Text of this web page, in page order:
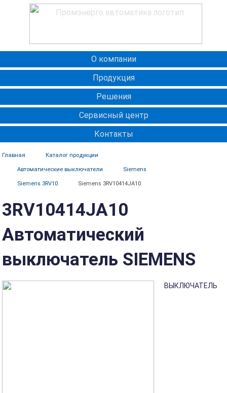
О компании
Продукция
Решения
Сервисный центр
Контакты
Главная Каталог продукции
Автоматические выключатели Siemens
Siemens 3RV10 Siemens 3RV10414JA10
3RV10414JA10
Автоматический
выключатель SIEMENS
ВЫКЛЮЧАТЕЛЬ